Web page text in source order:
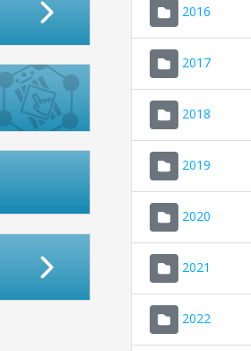
2016
2017
2018
2019
2020
2021
2022